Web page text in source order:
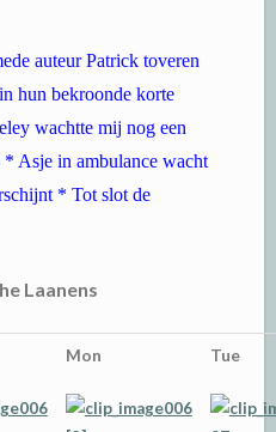
auteur Patrick toveren
hun bekroonde korte
wachtte mij nog een
Asje in ambulance wacht
* Tot slot de
Laanens
Mon Tue